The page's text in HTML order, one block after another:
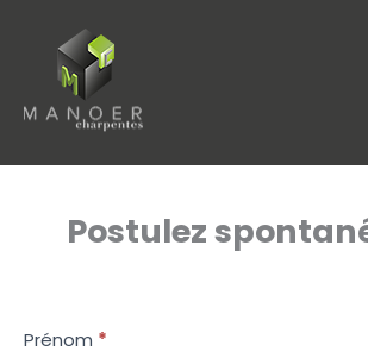
contenu
Postulez
Formulaire
Prénom *